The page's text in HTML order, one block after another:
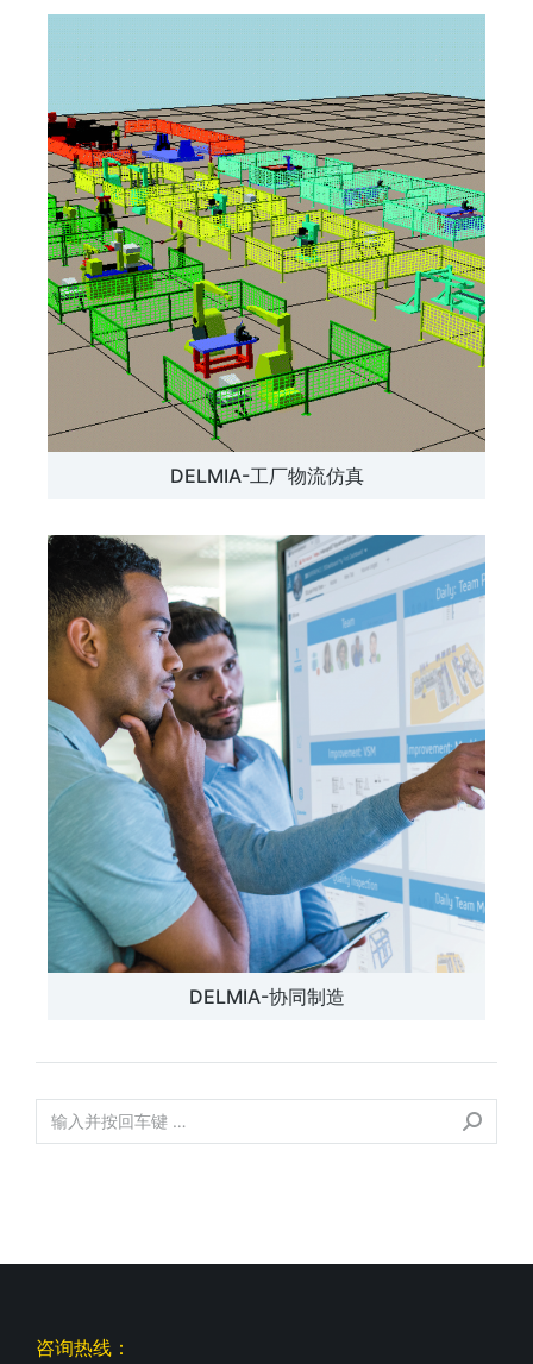
DELMIA-工厂物流仿真
DELMIA-协同制造
咨询热线：